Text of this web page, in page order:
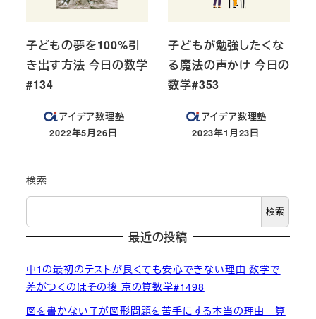
子どもの夢を100%引
き出す方法 今日の数学
#134
アイデア数理塾
投稿日
2022年5月26日
子どもが勉強したくな
る魔法の声かけ 今日の
数学#353
アイデア数理塾
投稿日
2023年1月23日
検索
検索
最近の投稿
中1の最初のテストが良くても安心できない理由 数学で
差がつくのはその後 京の算数学#1498
図を書かない子が図形問題を苦手にする本当の理由 算